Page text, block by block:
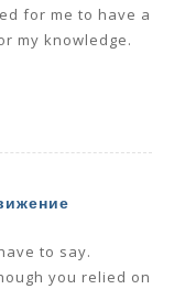
for me to have a
my knowledge.
to say.
you relied on